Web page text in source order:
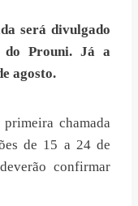
será divulgado
Prouni. Já a
agosto.
chamada
de 15 a 24 de
confirmar